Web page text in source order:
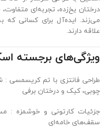
درختان یخ‌زده، تجربه‌ای
می‌زند. ایده‌آل برای کسانی که
علاقه دارند.
ویژگی‌های برجسته
طراحی فانتزی با تم کریسمسی :
چوبی، کیک و درختان برفی
جزئیات کارتونی و خوشمزه :
سقف‌های خامه‌ای